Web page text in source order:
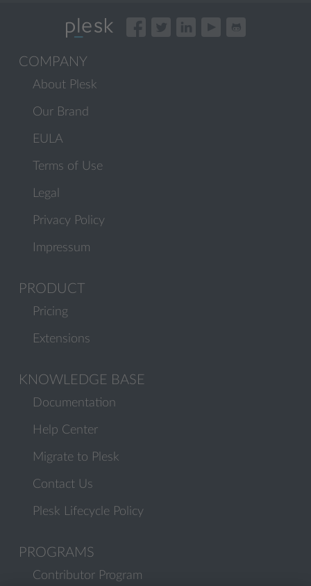
COMPANY
About Plesk
Our Brand
EULA
Terms of Use
Legal
Privacy Policy
Impressum
PRODUCT
Pricing
Extensions
KNOWLEDGE BASE
Documentation
Help Center
Migrate to Plesk
Contact Us
Plesk Lifecycle Policy
PROGRAMS
Contributor Program